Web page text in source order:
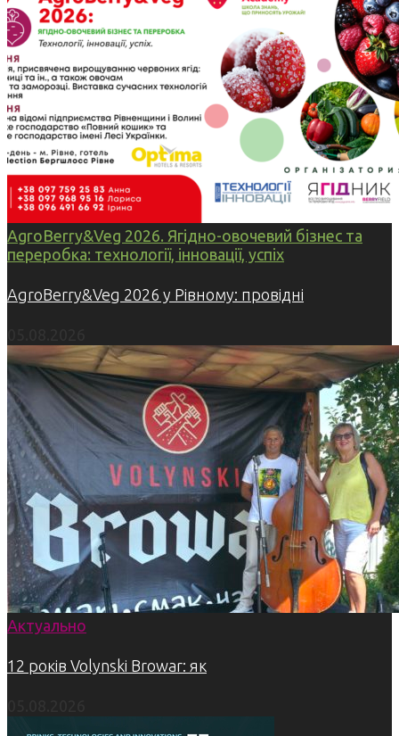
AgroBerry&Veg 2026. Ягідно-овочевий бізнес та
переробка: технології, інновації, успіх
AgroBerry&Veg 2026 у Рівному: провідні
Актуально
12 років Volynski Browar: як